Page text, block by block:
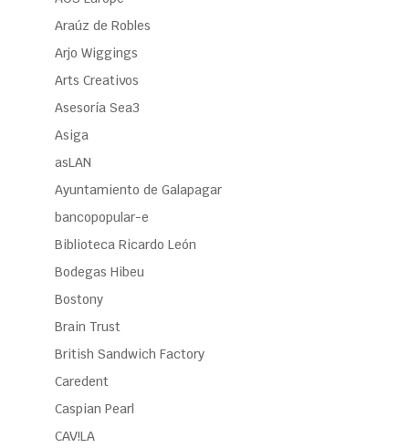
Araúz de Robles
Arjo Wiggings
Arts Creativos
Asesoría Sea3
Asiga
asLAN
Ayuntamiento de Galapagar
bancopopular-e
Biblioteca Ricardo León
Bodegas Hibeu
Bostony
Brain Trust
British Sandwich Factory
Caredent
Caspian Pearl
CAV!LA